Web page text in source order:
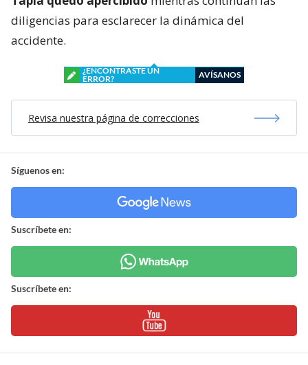
diligencias para esclarecer la dinámica del
accidente.
¿ENCONTRASTE UN
ERROR?
AVÍSANOS
Revisa nuestra página de correcciones
Síguenos en:
Suscríbete en:
Suscríbete en: